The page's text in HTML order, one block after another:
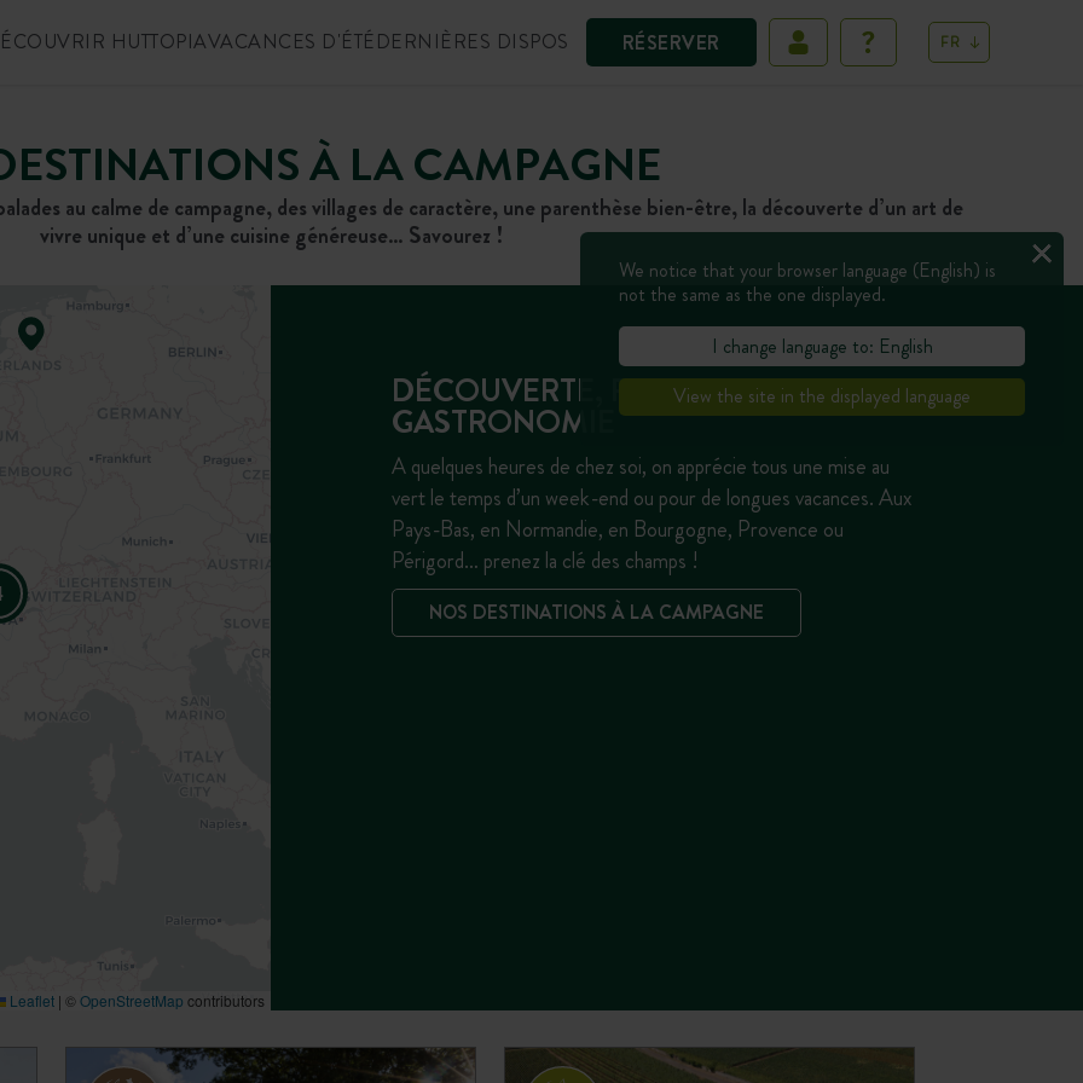
RÉSERVER
HUTTOPIAVACANCES D'ÉTÉDERNIÈRES DISPOS FR
À LA CAMPAGNE
au calme de campagne, des villages de caractère, une parenthèse bien-être, la découverte d’un art de
vivre unique et d’une cuisine généreuse… Savourez !
Leaflet | ©OpenStreetMap contributors
DÉCOUVERTE, PATRIMOINE ET
GASTRONOMIE
A quelques heures de chez soi, on apprécie tous une mise au
vert le temps d’un week-end ou pour de longues vacances. Aux
Pays-Bas, en Normandie, en Bourgogne, Provence ou
Périgord… prenez la clé des champs !
NOS DESTINATIONS À LA CAMPAGNE
We notice that your browser language (English) is
not the same as the one displayed.
I change language to: English
View the site in the displayed language